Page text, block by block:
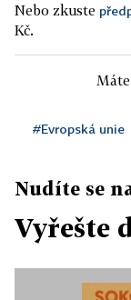
Nebo zkuste
Kč.
#Evropská unie
Nudíte se
Vyřešte